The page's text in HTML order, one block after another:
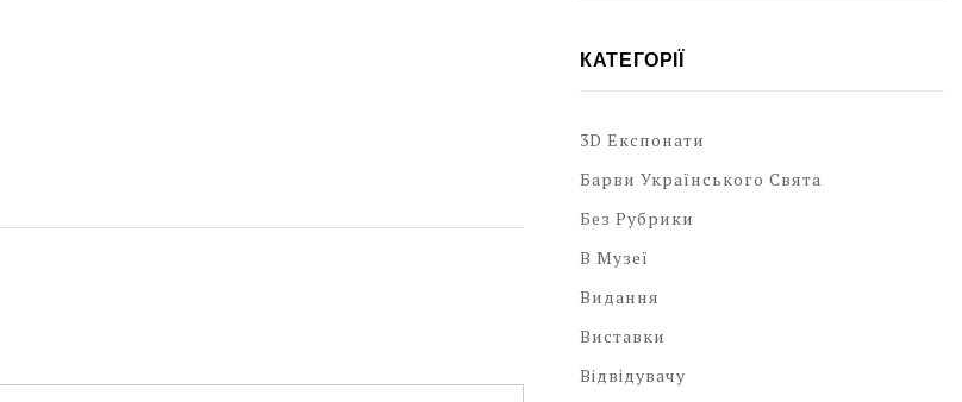
КАТЕГОРІЇ
3D Експонати
Барви Українського Свята
Без Рубрики
В Музеї
Видання
Виставки
Відвідувачу